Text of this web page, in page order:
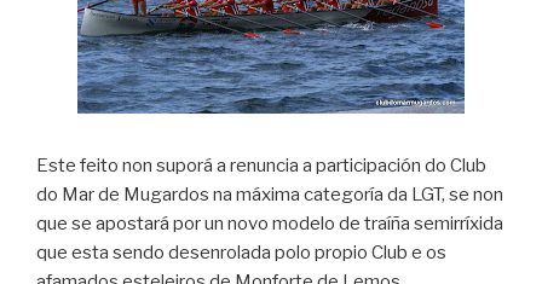
Este feito non suporá a renuncia a participación do Club
do Mar de Mugardos na máxima categoría da LGT, se non
que se apostará por un novo modelo de traíña semirríxida
que esta sendo desenrolada polo propio Club e os